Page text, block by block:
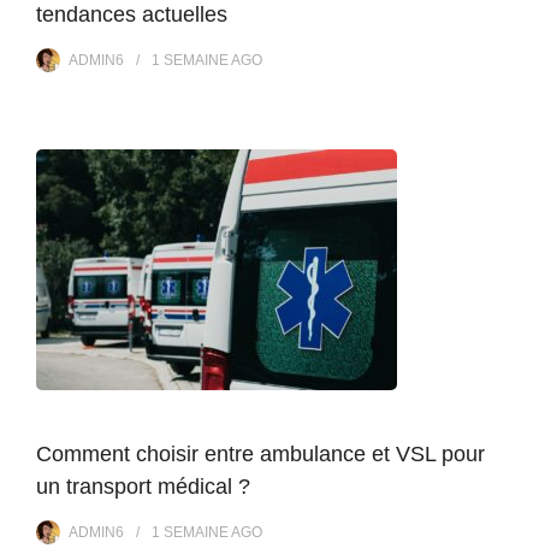
tendances actuelles
ADMIN6 1 SEMAINE AGO
Comment choisir entre ambulance et VSL pour
un transport médical ?
ADMIN6 1 SEMAINE AGO